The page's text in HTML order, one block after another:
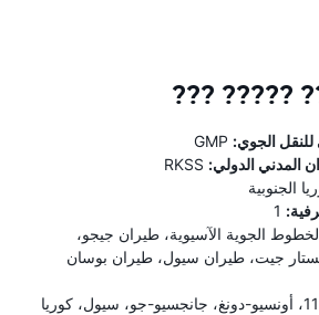
????? ???
للنقل الجوي:
المدني الدولي:
الجنوبية
الجوية الآسيوية، طيران جيجو،
جيت، طيران سيول، طيران بوسان
1136، أونسيو-دونغ، جانجسيو-جو، سيول، كوريا